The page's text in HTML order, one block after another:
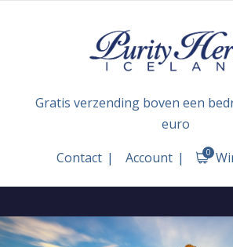
Gratis verzending boven een
euro
Contact
Account 0